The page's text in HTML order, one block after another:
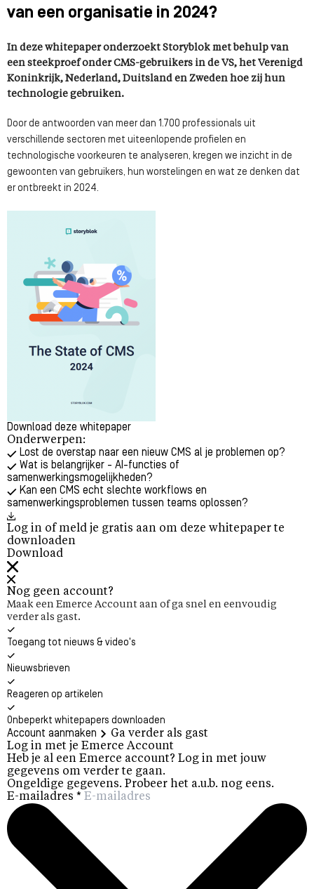
van een organisatie in 2024?
In deze whitepaper onderzoekt Storyblok met behulp van
een steekproef onder CMS-gebruikers in de VS, het Verenigd
Koninkrijk, Nederland, Duitsland en Zweden hoe zij hun
technologie gebruiken.
Door de antwoorden van meer dan 1.700 professionals uit
verschillende sectoren met uiteenlopende profielen en
technologische voorkeuren te analyseren, kregen we inzicht in de
gewoonten van gebruikers, hun worstelingen en wat ze denken dat
er ontbreekt in 2024.
Download deze whitepaper
Onderwerpen:
Lost de overstap naar een nieuw CMS al je problemen op?
Wat is belangrijker - AI-functies of
samenwerkingsmogelijkheden?
Kan een CMS echt slechte workflows en
samenwerkingsproblemen tussen teams oplossen?
Log in of meld je gratis aan om deze whitepaper te
downloaden
Download
Nog geen account?
Maak een Emerce Account aan of ga snel en eenvoudig
verder als gast.
Toegang tot nieuws & video's
Nieuwsbrieven
Reageren op artikelen
Onbeperkt whitepapers downloaden
Account aanmaken
Ga verder als gast
Log in met je Emerce Account
Heb je al een Emerce account? Log in met jouw
gegevens om verder te gaan.
Ongeldige gegevens. Probeer het a.u.b. nog eens.
E-mailadres *